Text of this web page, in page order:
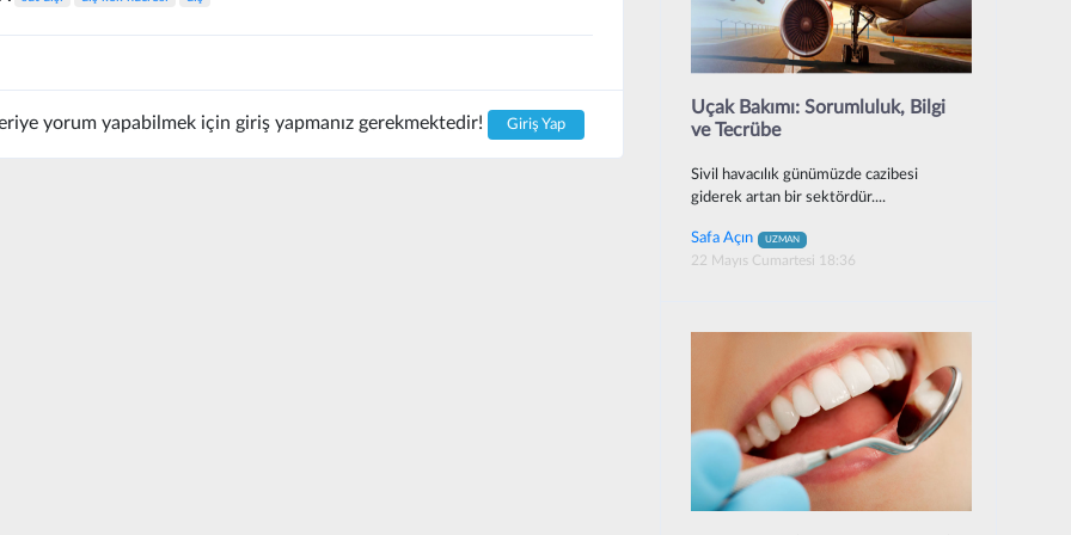
yorum yapabilmek için giriş yapmanız gerekmektedir! Giriş Yap
Uçak Bakımı: Sorumluluk, Bilgi
ve Tecrübe
Sivil havacılık günümüzde cazibesi
giderek artan bir sektördür....
Safa Açın UZMAN
22 Mayıs Cumartesi 18:36